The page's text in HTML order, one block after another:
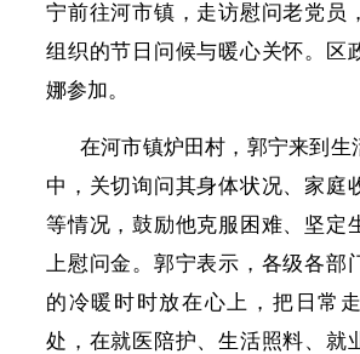
宁前往河市镇，走访慰问老党员
组织的节日问候与暖心关怀。区
娜参加。
在河市镇炉田村，郭宁来到生
中，关切询问其身体状况、家庭
等情况，鼓励他克服困难、坚定
上慰问金。郭宁表示，各级各部
的冷暖时时放在心上，把日常
处，在就医陪护、生活照料、就